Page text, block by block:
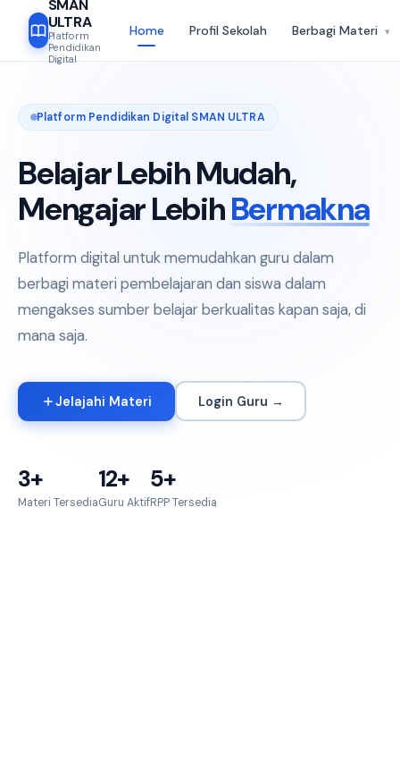
SMAN
ULTRA
Platform
Pendidikan
Digital
Home Profil Sekolah Berbagi Materi ▾
Rencana Pembelajaran
RPP terstruktur & siap pakai
untuk semua mata pelajaran
120 RPP · 12 Mapel
Media Pembelajaran
Video, PPT, infografis &
animasi interaktif yang
belajar.
Platform Pendidikan Digital SMAN ULTRA
Belajar Lebih Mudah,
Mengajar LebihBermakna
Platform digital untuk memudahkan guru dalam
berbagi materi pembelajaran dan siswa dalam
mengakses sumber belajar berkualitas kapan saja, di
mana saja.
Jelajahi Materi Login Guru →
3+
Materi Tersedia
12+
Guru Aktif
5+
RPP Tersedia